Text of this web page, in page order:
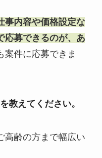
事内容や価格設定な
応募できるのが、あ
案件に応募できま
教えてください。
高齢の方まで幅広い